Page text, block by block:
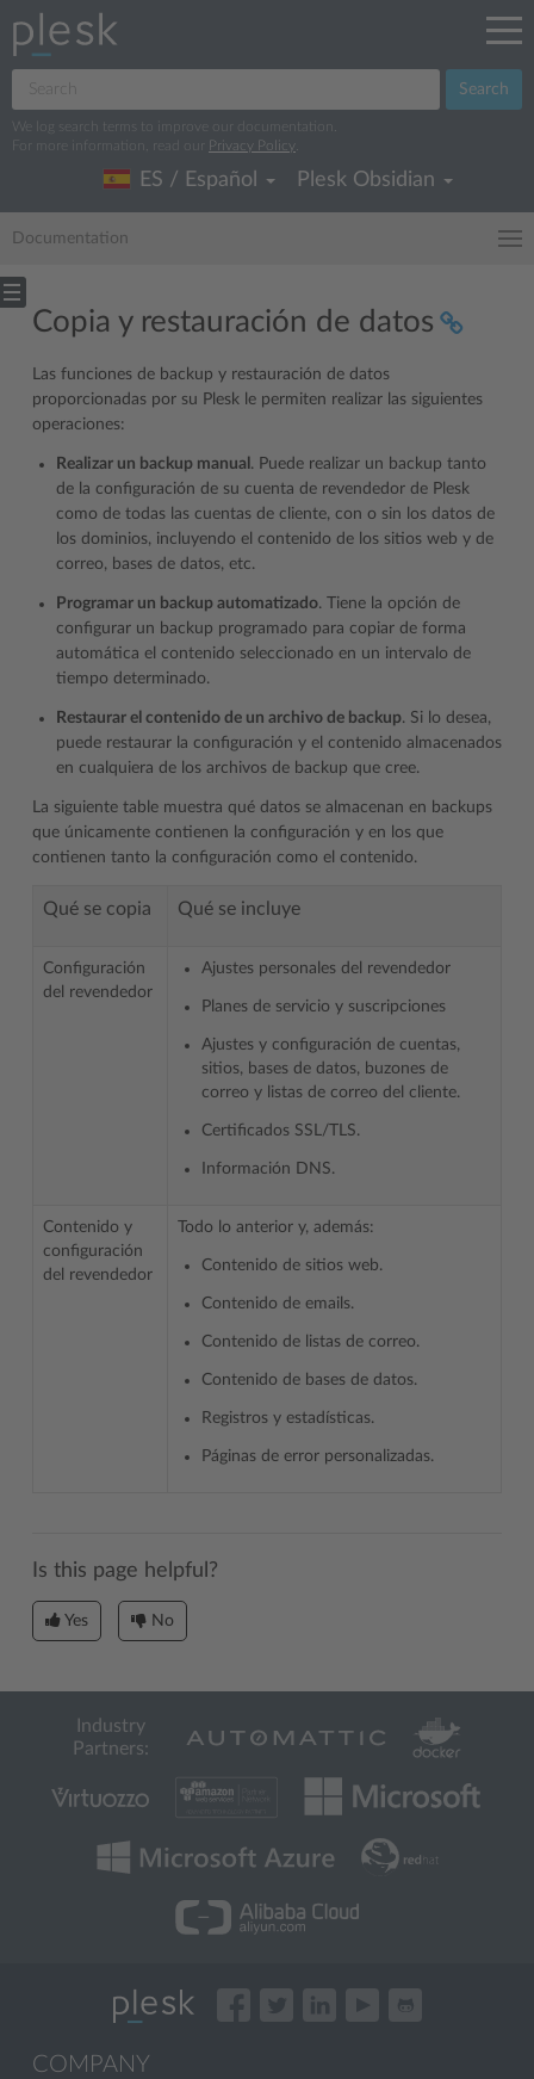
Search
We log search terms to improve our documentation.
For more information, read our
Privacy Policy
ES / Español Plesk Obsidian
Documentation
Copia y restauración de datos
Las funciones de backup y restauración de datos
proporcionadas por su Plesk le permiten realizar las siguientes
operaciones:
Realizar un backup manual . Puede realizar un backup tanto
de la configuración de su cuenta de revendedor de Plesk
como de todas las cuentas de cliente, con o sin los datos de
los dominios, incluyendo el contenido de los sitios web y de
correo, bases de datos, etc.
Programar un backup automatizado. Tiene la opción de
configurar un backup programado para copiar de forma
automática el contenido seleccionado en un intervalo de
tiempo determinado.
Restaurar el contenido de un archivo de backup. Si lo desea,
puede restaurar la configuración y el contenido almacenados
en cualquiera de los archivos de backup que cree.
La siguiente table muestra qué datos se almacenan en backups
que únicamente contienen la configuración y en los que
contienen tanto la configuración como el contenido.
Qué se copia Qué se incluye
Configuración
del revendedor
Ajustes personales del revendedor
Planes de servicio y suscripciones
Ajustes y configuración de cuentas,
sitios, bases de datos, buzones de
correo y listas de correo del cliente.
Certificados SSL/TLS.
Información DNS.
Contenido y
configuración
del revendedor
Todo lo anterior y, además:
Contenido de sitios web.
Contenido de emails.
Contenido de listas de correo.
Contenido de bases de datos.
Registros y estadísticas.
Páginas de error personalizadas.
Is this page helpful?
Yes No
Industry
Partners:
COMPANY